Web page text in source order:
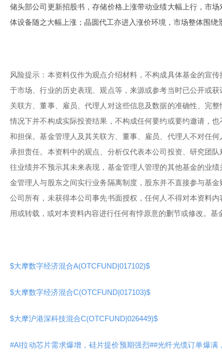
储头部公司更新招股书，存储价格上涨带动业绩大幅上行，市
体设备随之大幅上涨；晶圆代工亦进入涨价环境，市场整体围绕
风险提示：本资料仅作为观点介绍材料，不构成具体基金的宣
于市场、行业的历史表现、观点等，来源或参考当时已公开或
关联方、董事、雇员、代理人对这些信息及数据的准确性、完
情况下并不构成实际投资结果，不构成任何要约或要约邀请，
和担保。基金管理人及其关联方、董事、雇员、代理人不对任
承担责任。本资料中的观点、分析仅代表本公司投资、研究团
往业绩并不预示其未来表现，基金管理人管理的其他基金的业
金管理人与股东之间实行业务隔离制度，股东并不直接参与基
公司所有，未获得本公司事先书面授权，任何人不得对本资料
用或转载，或对本资料内容进行任何有悖原意的删节或修改。基
$大摩数字经济混合A(OTCFUND|017102)$
$大摩数字经济混合C(OTCFUND|017103)$
$大摩沪港深科技混合C(OTCFUND|026449)$
#AI拉动芯片需求爆增，硅片提价预期强烈##光纤光缆订单爆满